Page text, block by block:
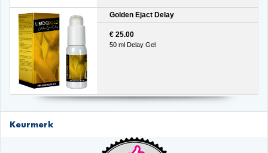
Golden Ejact Delay
€ 25.00
50 ml Delay Gel
Keurmerk